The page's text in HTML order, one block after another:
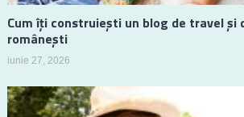
Cum îți construiești un blog de travel și
românești
iunie 27, 2026